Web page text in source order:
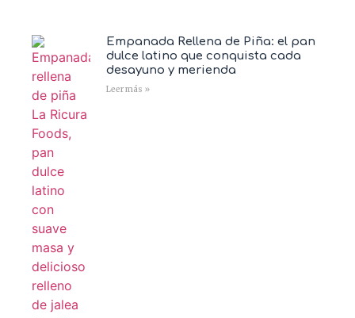
Empanada Rellena de Piña: el pan
dulce latino que conquista cada
desayuno y merienda
Leer más »